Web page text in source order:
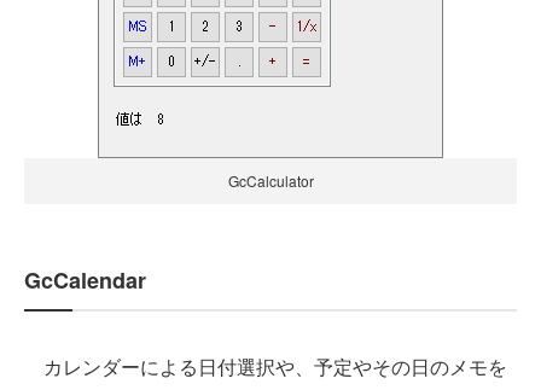
GcCalculator
GcCalendar
カレンダーによる日付選択や、予定やその日のメモを